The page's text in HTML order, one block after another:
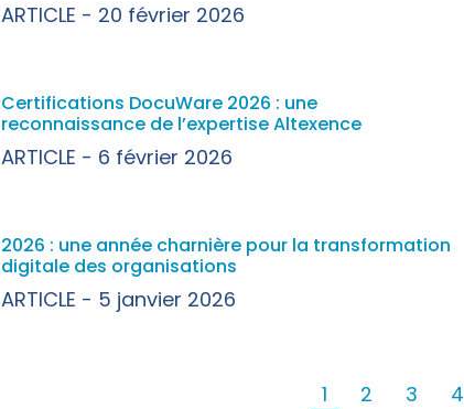
ARTICLE 20 février 2026
Certifications DocuWare 2026 : une
reconnaissance de l’expertise Altexence
ARTICLE 6 février 2026
2026 : une année charnière pour la transformation
digitale des organisations
ARTICLE 5 janvier 2026
1 2 3 4